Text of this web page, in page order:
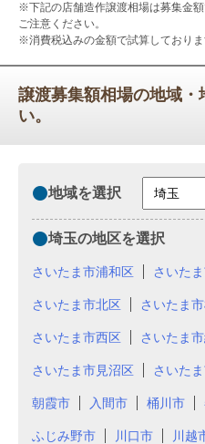
※下記の店舗造作譲渡相場は募集金
ご注意ください。
※消費税込みの金額で試算しておりま
譲渡募集額相場の地域・
い。
地域を選択
埼玉の地区を選択
さいたま市浦和区 さいた
さいたま市北区 さいたま
さいたま市西区 さいたま
さいたま市見沼区 さいた
朝霞市 入間市 桶川市
ふじみ野市 川口市 川越